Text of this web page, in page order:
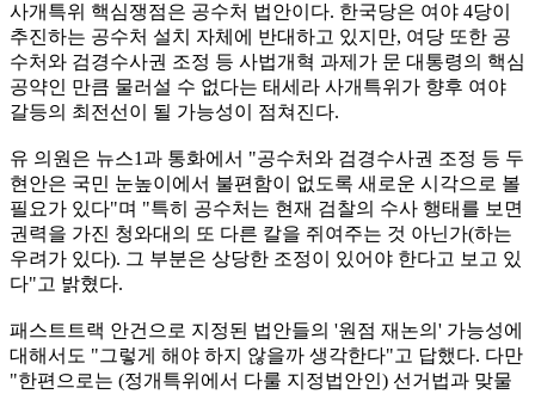
사개특위 핵심쟁점은 공수처 법안이다. 한국당은 여야 4당이
추진하는 공수처 설치 자체에 반대하고 있지만, 여당 또한 공
수처와 검경수사권 조정 등 사법개혁 과제가 문 대통령의 핵심
공약인 만큼 물러설 수 없다는 태세라 사개특위가 향후 여야
갈등의 최전선이 될 가능성이 점쳐진다.
유 의원은 뉴스1과 통화에서 "공수처와 검경수사권 조정 등 두
현안은 국민 눈높이에서 불편함이 없도록 새로운 시각으로 볼
필요가 있다"며 "특히 공수처는 현재 검찰의 수사 행태를 보면
권력을 가진 청와대의 또 다른 칼을 쥐여주는 것 아닌가(하는
우려가 있다). 그 부분은 상당한 조정이 있어야 한다고 보고 있
다"고 밝혔다.
패스트트랙 안건으로 지정된 법안들의 '원점 재논의' 가능성에
대해서도 "그렇게 해야 하지 않을까 생각한다"고 답했다. 다만
"한편으로는 (정개특위에서 다룰 지정법안인) 선거법과 맞물